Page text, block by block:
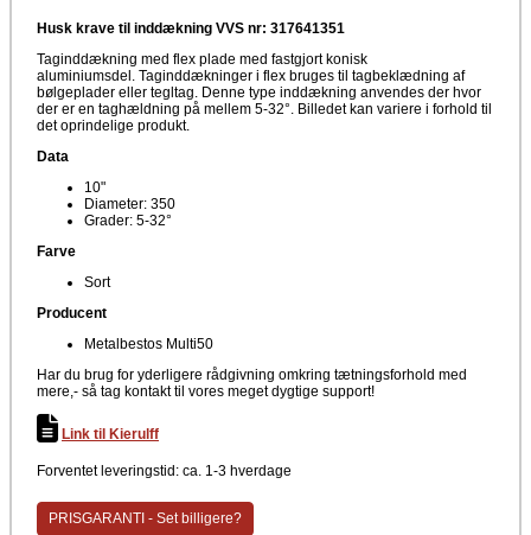
Husk krave til inddækning VVS nr: 317641351
Taginddækning med flex plade med fastgjort konisk
aluminiumsdel. Taginddækninger i flex bruges til tagbeklædning af
bølgeplader eller tegltag. Denne type inddækning anvendes der hvor
der er en taghældning på mellem 5-32°. Billedet kan variere i forhold til
det oprindelige produkt.
Data
10"
Diameter: 350
Grader: 5-32°
Farve
Sort
Producent
Metalbestos Multi50
Har du brug for yderligere rådgivning omkring tætningsforhold med
mere,- så tag kontakt til vores meget dygtige support!
Link til Kierulff
Forventet leveringstid: ca. 1-3 hverdage
PRISGARANTI - Set billigere?